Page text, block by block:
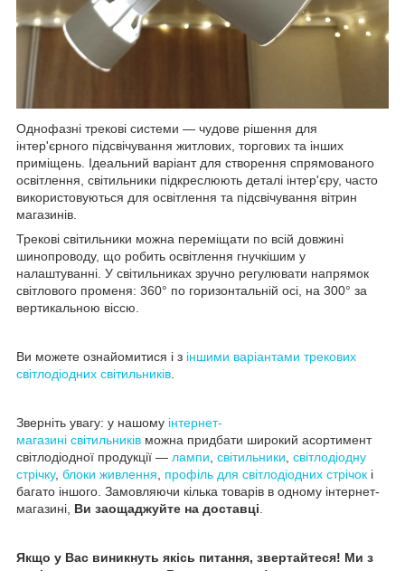
Однофазні трекові системи — чудове рішення для
інтер'єрного підсвічування житлових, торгових та інших
приміщень. Ідеальний варіант для створення спрямованого
освітлення, світильники підкреслюють деталі інтер'єру, часто
використовуються для освітлення та підсвічування вітрин
магазинів.
Трекові світильники можна переміщати по всій довжині
шинопроводу, що робить освітлення гнучкішим у
налаштуванні. У світильниках зручно регулювати напрямок
світлового променя: 360° по горизонтальній осі, на 300° за
вертикальною віссю.
Ви можете ознайомитися і з іншими варіантами трекових
світлодіодних світильників.
Зверніть увагу: у нашому інтернет-
магазині світильників можна придбати широкий асортимент
світлодіодної продукції — лампи, світильники, світлодіодну
стрічку, блоки живлення, профіль для світлодіодних стрічок і
багато іншого. Замовляючи кілька товарів в одному інтернет-
магазині, Ви заощаджуйте на доставці.
Якщо у Вас виникнуть якісь питання, звертайтеся! Ми з